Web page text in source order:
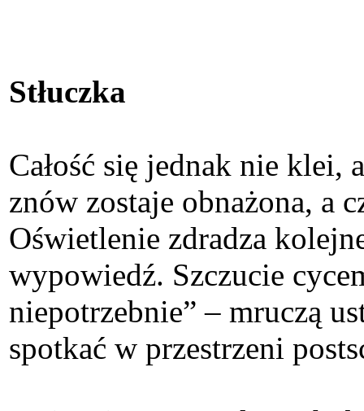
Stłuczka
Całość się jednak nie
znów zostaje obnażona, a
Oświetlenie zdradza
wypowiedź. Szczucie
niepotrzebnie” – mruczą
spotkać w przestrzeni